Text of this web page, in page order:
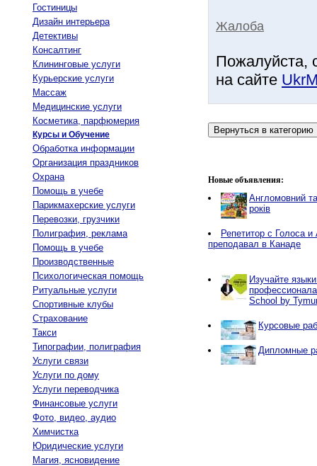
Гостиницы
Дизайн интерьера
Детективы
Консалтинг
Клининговые услуги
Курьерские услуги
Массаж
Медицинские услуги
Косметика, парфюмерия
Курсы и Обучение
Обработка информации
Организация праздников
Охрана
Помощь в учебе
Парикмахерские услуги
Перевозки, грузчики
Полиграфия, реклама
Помощь в учебе
Производственные
Психологическая помощь
Ритуальные услуги
Спортивные клубы
Страхование
Такси
Типографии, полиграфия
Услуги связи
Услуги по дому
Услуги переводчика
Финансовые услуги
Фото, видео, аудио
Химчистка
Юридические услуги
Магия, ясновидение
Жалоба
Пожалуйста,
на сайте
Новые объявления:
Англомовний
років
Репетитор с Голоса и
преподавал в Канаде
Изучайте
School by
Курсовые
Дипломные